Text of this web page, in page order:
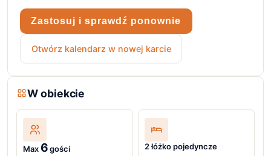
Zastosuj i sprawdź ponownie
Otwórz kalendarz w nowej karcie
W obiekcie
Max 6gości 2 łóżko pojedyncze